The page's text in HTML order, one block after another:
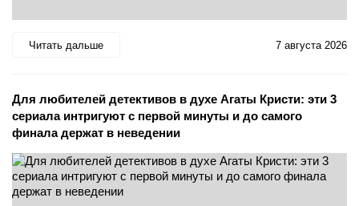
Читать дальше 7 августа 2026
Для любителей детективов в духе Агаты Кристи: эти 3
сериала интригуют с первой минуты и до самого
финала держат в неведении